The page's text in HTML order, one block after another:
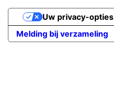
Melding bij verzameling
Uw privacy-opties